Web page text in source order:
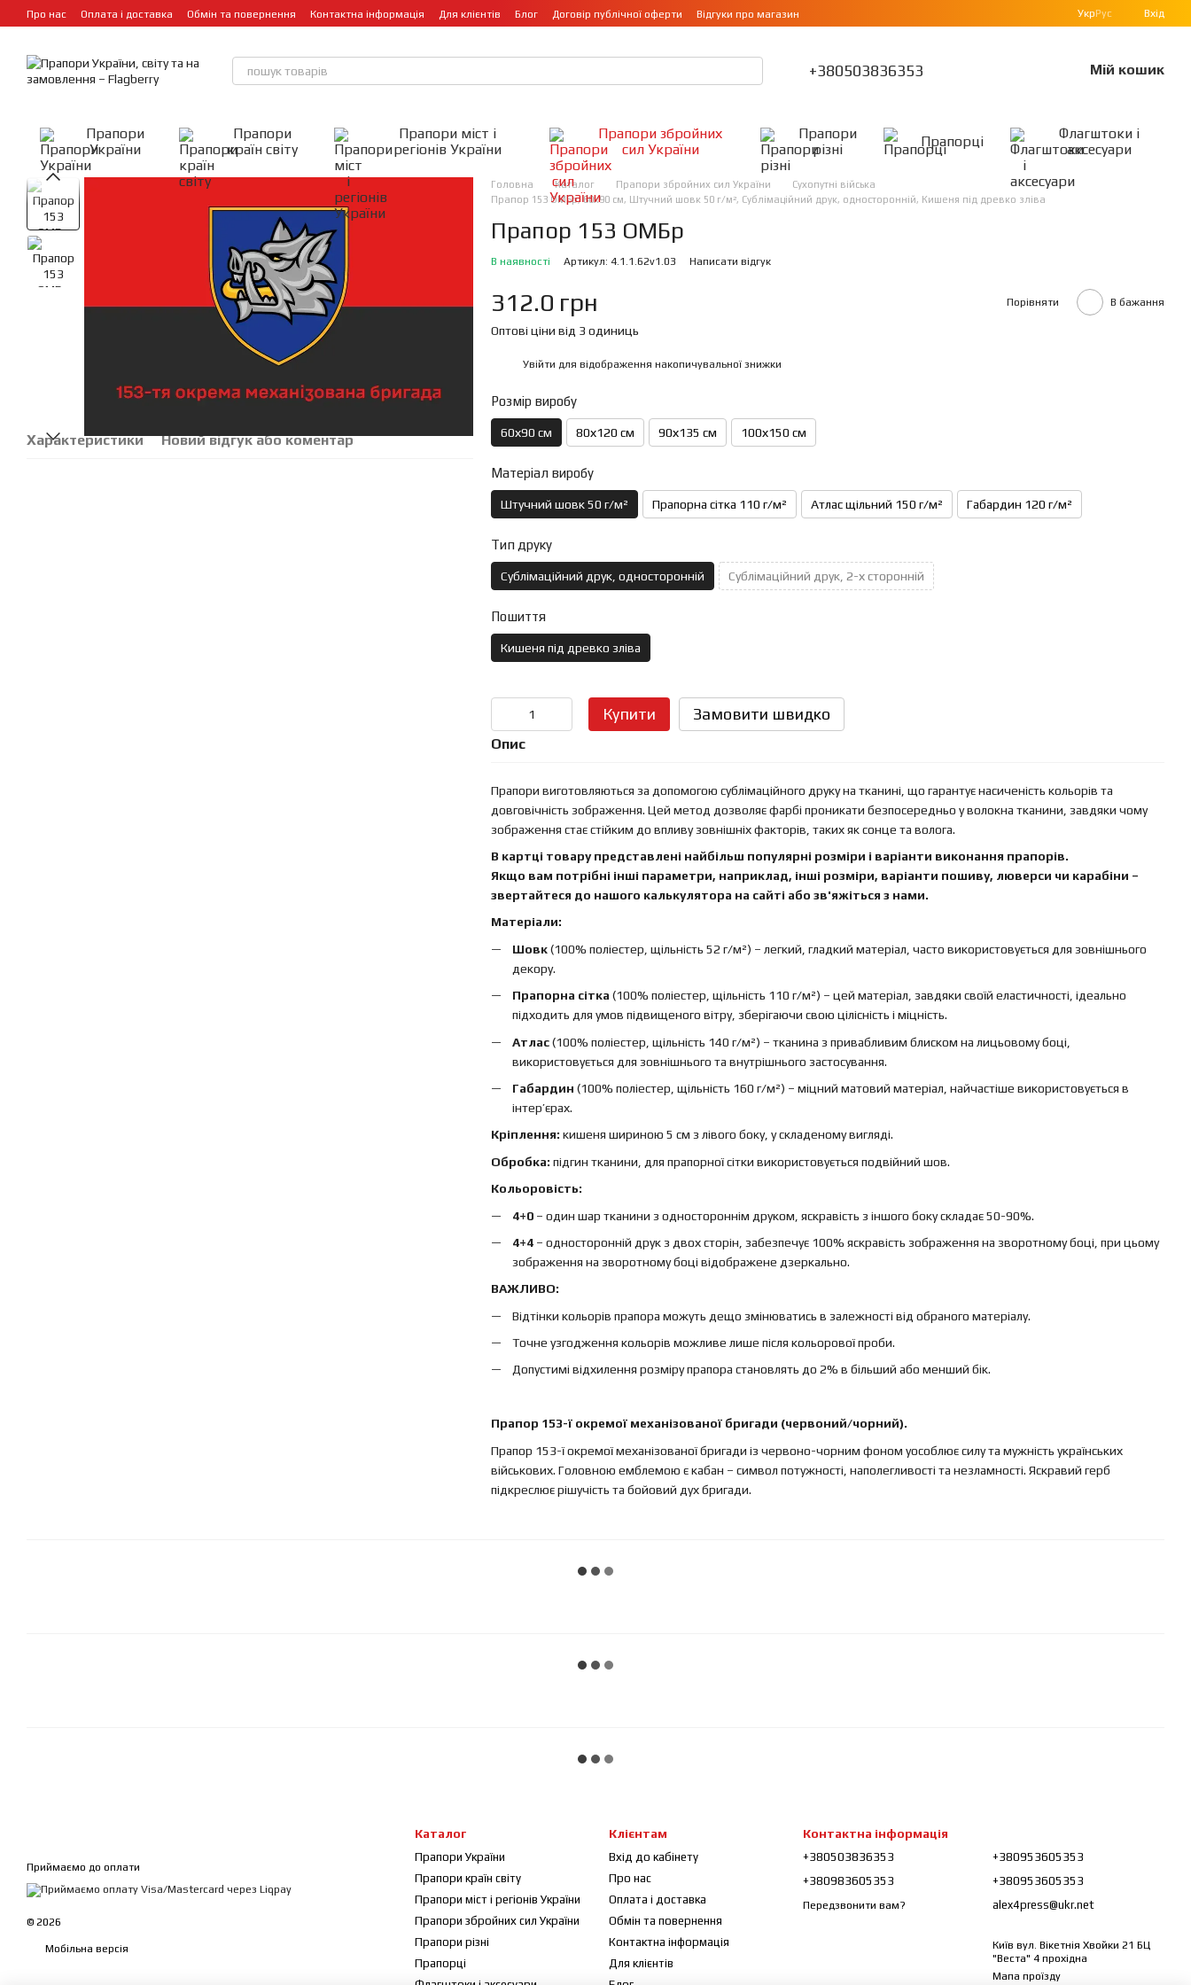
Перейти до основного контенту
Про нас Оплата і доставка Обмін та повернення Контактна інформація Для клієнтів Блог Договір публічної оферти Відгуки про магазин УкрРус Вхід
+380503836353 Мій кошик
Прапори
України
Прапори
країн світу
Прапори міст і
регіонів України
Прапори збройних
сил України
Прапори
різні
Прапорці
Флагштоки і
аксесуари
Характеристики Новий відгук або коментар
Головна Каталог Прапори збройних сил України
Сухопутні війська
Прапор 153 ОМБр, 60х90 см, Штучний шовк 50 г/м², Сублімаційний друк, односторонній, Кишеня під древко зліва
Прапор 153 ОМБр
В наявності Артикул: 4.1.1.62v1.03 Написати відгук
312.0 грн Порівняти В бажання
Оптові ціни від 3 одиниць
Увійти для відображення накопичувальної знижки
Розмір виробу
60х90 см 80х120 см 90х135 см 100х150 см
Матеріал виробу
Штучний шовк 50 г/м² Прапорна сітка 110 г/м² Атлас щільний 150 г/м² Габардин 120 г/м²
Тип друку
Сублімаційний друк, односторонній Сублімаційний друк, 2-х сторонній
Пошиття
Кишеня під древко зліва
Купити Замовити швидко
Опис
Прапори виготовляються за допомогою сублімаційного друку на тканині, що гарантує насиченість кольорів та
довговічність зображення. Цей метод дозволяє фарбі проникати безпосередньо у волокна тканини, завдяки чому
зображення стає стійким до впливу зовнішніх факторів, таких як сонце та волога.
В картці товару представлені найбільш популярні розміри і варіанти виконання прапорів.
Якщо вам потрібні інші параметри, наприклад, інші розміри, варіанти пошиву, люверси чи карабіни –
звертайтеся до нашого калькулятора на сайті або зв'яжіться з нами.
Матеріали:
Шовк(100% поліестер, щільність 52 г/м²) – легкий, гладкий матеріал, часто використовується для зовнішнього
декору.
Прапорна сітка (100% поліестер, щільність 110 г/м²) – цей матеріал, завдяки своїй еластичності, ідеально
підходить для умов підвищеного вітру, зберігаючи свою цілісність і міцність.
Атлас(100% поліестер, щільність 140 г/м²) – тканина з привабливим блиском на лицьовому боці,
використовується для зовнішнього та внутрішнього застосування.
Габардин (100% поліестер, щільність 160 г/м²) – міцний матовий матеріал, найчастіше використовується в
інтер’єрах.
Кріплення: кишеня шириною 5 см з лівого боку, у складеному вигляді.
Обробка: підгин тканини, для прапорної сітки використовується подвійний шов.
Кольоровість:
4+0– один шар тканини з одностороннім друком, яскравість з іншого боку складає 50-90%.
4+4– односторонній друк з двох сторін, забезпечує 100% яскравість зображення на зворотному боці, при цьому
зображення на зворотному боці відображене дзеркально.
ВАЖЛИВО:
Відтінки кольорів прапора можуть дещо змінюватись в залежності від обраного матеріалу.
Точне узгодження кольорів можливе лише після кольорової проби.
Допустимі відхилення розміру прапора становлять до 2% в більший або менший бік.
Прапор 153-ї окремої механізованої бригади (червоний/чорний).
Прапор 153-ї окремої механізованої бригади із червоно-чорним фоном уособлює силу та мужність українських
військових. Головною емблемою є кабан – символ потужності, наполегливості та незламності. Яскравий герб
підкреслює рішучість та бойовий дух бригади.
Приймаємо до оплати
© 2026
Мобільна версія
Каталог
Прапори України
Прапори країн світу
Прапори міст і регіонів України
Прапори збройних сил України
Прапори різні
Прапорці
Клієнтам
Вхід до кабінету
Про нас
Оплата і доставка
Обмін та повернення
Контактна інформація
Для клієнтів
Контактна інформація
+380503836353
+380983605353
Передзвонити вам?
+380953605353
+380953605353
alex4press@ukr.net
Київ вул. Вікетнія Хвойки 21 БЦ
"Веста" 4 прохідна
Мапа проїзду